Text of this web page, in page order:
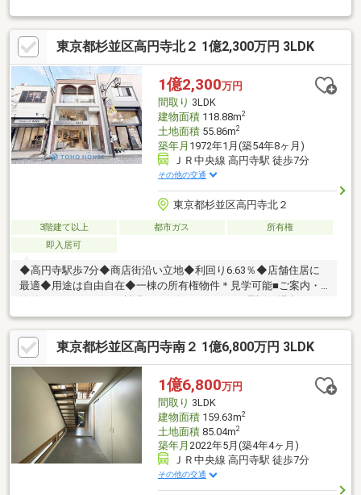
洗面室が近く、家事動線良好・LDと洋室約4.0帖は勾配天井・窓・
収納付のサービススペース約8.1帖は多目的に利用可能・カースペ
ース1台分有(車種による)▼設備・食洗機▼周辺環境・杉並区立杉
並第十小学校 徒歩6分(約430m)・セブンイレブン杉並和田店 徒歩
4分(約290m)■ ご希望の住まい探しをお手伝いします
━━━━━・・・物件の詳細・ご相談はお気軽にお問い合わせく
ださい。
東京都杉並区高円寺北２ 1億2,300万円 3LDK
1億2,300万円
間取り 3LDK
建物面積118.88m2
土地面積55.86m2
築年月 1972年1月(築54年8ヶ月)
ＪＲ中央線 高円寺駅 徒歩7分
その他の交通
東京都杉並区高円寺北２
3階建て以上 都市ガス
所有権
即入居可
◆高円寺駅歩7分◆商店街沿い立地◆利回り6.63％◆店舗住居に
最適◆用途は自由自在◆一棟の所有権物件＊見学可能■ご案内・
物件パンフレットのご請求はお気軽にどうぞ※お電話の場合：
TEL:0120-104-765(通話無料)※メールの場合：【資料請求】又は
【見学予約】ボタンをクリックでお問い合わせください。■頭金
０円からのご購入可能です■ ～(株)東宝ハウス【フリーダイヤ
ル:0120-104-765】
東京都杉並区高円寺南２ 1億6,800万円 3LDK
1億6,800万円
間取り 3LDK
建物面積159.63m2
土地面積85.04m2
築年月 2022年5月(築4年4ヶ月)
ＪＲ中央線 高円寺駅 徒歩7分
その他の交通